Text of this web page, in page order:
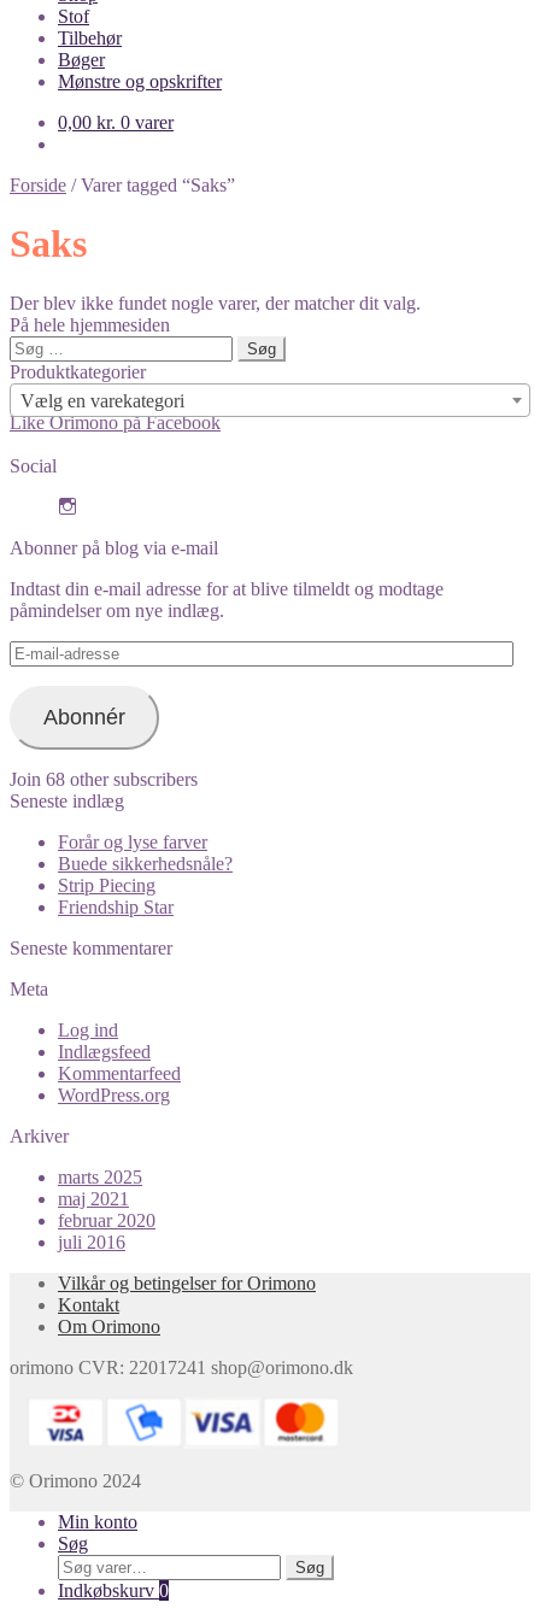
Stof
Tilbehør
Bøger
Mønstre og opskrifter
0,00 kr. 0 varer
Forside /Varer tagged “Saks”
Saks
Der blev ikke fundet nogle varer, der matcher dit valg.
På hele hjemmesiden
Søg
efter:
Produktkategorier
Vælg en varekategori
Like Orimono på Facebook
Social
profile
on
Instagram
Abonner på blog via e-mail
Indtast din e-mail adresse for at blive tilmeldt og modtage
påmindelser om nye indlæg.
E-
mail-
Abonnér
Join 68 other subscribers
Seneste indlæg
Forår og lyse farver
Buede sikkerhedsnåle?
Strip Piecing
Friendship Star
Seneste kommentarer
Meta
Log ind
Indlægsfeed
Kommentarfeed
WordPress.org
Arkiver
marts 2025
maj 2021
februar 2020
juli 2016
Vilkår og betingelser for Orimono
Kontakt
Om Orimono
orimono CVR: 22017241 shop@orimono.dk
© Orimono 2024
Min konto
Søg
Søg
efter:
Søg
Indkøbskurv 0